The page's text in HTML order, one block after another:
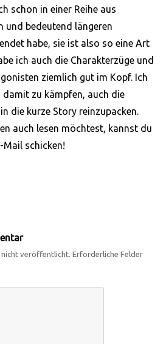
schon in einer Reihe aus
und bedeutend längeren
habe, sie ist also so eine Art
ich auch die Charakterzüge und
ziemlich gut im Kopf. Ich
zu kämpfen, auch die
die kurze Story reinzupacken.
auch lesen möchtest, kannst du
Mail schicken!
nicht veröffentlicht.